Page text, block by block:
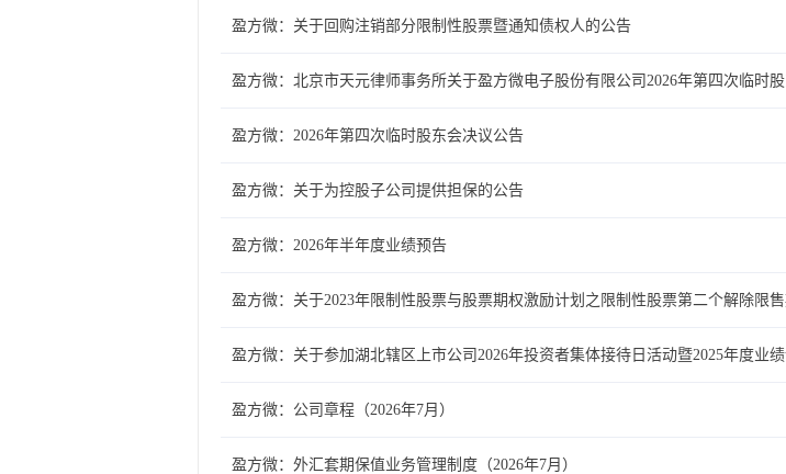
盈方微：关于回购注销部分限制性股票暨通知债权人的公告
盈方微：北京市天元律师事务所关于盈方微电子股份有限公司2026年第四次临时
盈方微：2026年第四次临时股东会决议公告
盈方微：关于为控股子公司提供担保的公告
盈方微：2026年半年度业绩预告
盈方微：关于2023年限制性股票与股票期权激励计划之限制性股票第二个解除限
盈方微：关于参加湖北辖区上市公司2026年投资者集体接待日活动暨2025年度业
盈方微：公司章程（2026年7月）
盈方微：外汇套期保值业务管理制度（2026年7月）